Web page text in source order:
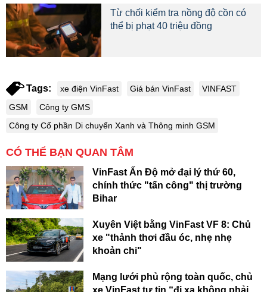
Từ chối kiểm tra nồng độ cồn có
thể bị phạt 40 triệu đồng
Tags: xe điện VinFast Giá bán VinFast
VINFAST
GSM
Công ty GMS
Công ty Cổ phần Di chuyển Xanh và Thông minh GSM
CÓ THỂ BẠN QUAN TÂM
VinFast Ấn Độ mở đại lý thứ 60,
chính thức "tấn công" thị trường
Bihar
Xuyên Việt bằng VinFast VF 8: Chủ
xe "thảnh thơi đầu óc, nhẹ nhẹ
khoản chi"
Mạng lưới phủ rộng toàn quốc, chủ